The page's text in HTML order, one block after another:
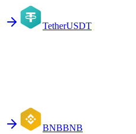
TetherUSDT
BNBBNB